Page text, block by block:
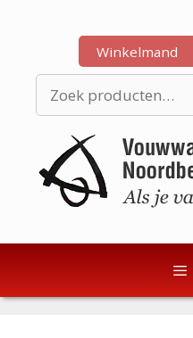
inhoud
inhoud
Winkelmand
naar: